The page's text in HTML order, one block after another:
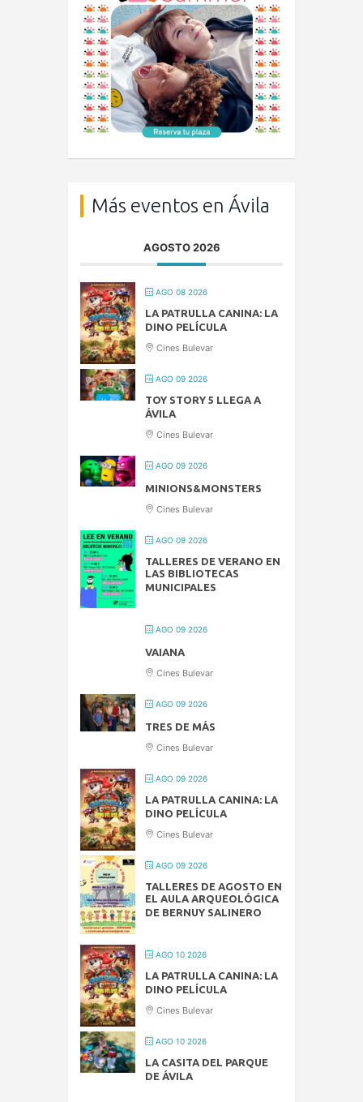
Más eventos en Ávila
AGOSTO 2026
AGO 08 2026
LA PATRULLA CANINA: LA
DINO PELÍCULA
Cines Bulevar
AGO 09 2026
TOY STORY 5 LLEGA A
ÁVILA
Cines Bulevar
AGO 09 2026
MINIONS&MONSTERS
Cines Bulevar
AGO 09 2026
TALLERES DE VERANO EN
LAS BIBLIOTECAS
MUNICIPALES
AGO 09 2026
VAIANA
Cines Bulevar
AGO 09 2026
TRES DE MÁS
Cines Bulevar
AGO 09 2026
LA PATRULLA CANINA: LA
DINO PELÍCULA
Cines Bulevar
AGO 09 2026
TALLERES DE AGOSTO EN
EL AULA ARQUEOLÓGICA
DE BERNUY SALINERO
AGO 10 2026
LA PATRULLA CANINA: LA
DINO PELÍCULA
Cines Bulevar
AGO 10 2026
LA CASITA DEL PARQUE
DE ÁVILA